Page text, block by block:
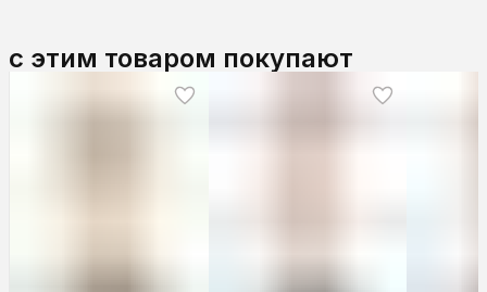
с этим товаром покупают